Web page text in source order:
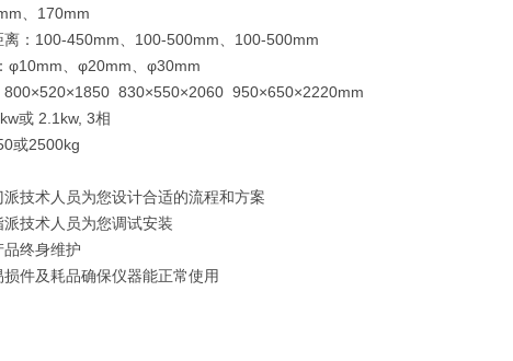
、170mm
离：100-450mm、100-500mm、100-500mm
φ10mm、φ20mm、φ30mm
800×520×1850 830×550×2060 950×650×2220mm
或 2.1kw, 3相
或2500kg
技术人员为您设计合适的流程和方案
技术人员为您调试安装
终身维护
件及耗品确保仪器能正常使用